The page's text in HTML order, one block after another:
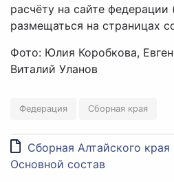
расчёту на сайте
размещаться на страницах
Фото: Юлия Коробкова,
Виталий Уланов
Федерация Сборная края
Сборная Алтайского края
Основной состав